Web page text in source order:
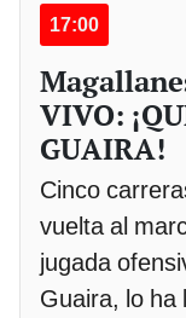
17:00
VIVO:
GUAIRA!
Cinco
vuelta al
jugada
Guaira, lo ha